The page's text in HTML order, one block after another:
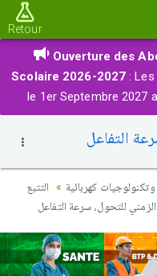
Retour
Ouverture des
Scolaire 2026-2027 :
le 1er Septembre 2027
التفاعل
وتكنولوجيات كهربائية
التتبع
للتحول، سرعة التفاعل